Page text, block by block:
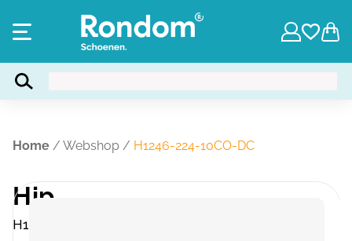
Home / Webshop / H1246-224-10CO-DC
Hip
H1246-224-10CO-DC